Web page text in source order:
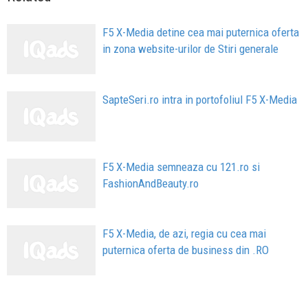
F5 X-Media detine cea mai puternica oferta
in zona website-urilor de Stiri generale
SapteSeri.ro intra in portofoliul F5 X-Media
F5 X-Media semneaza cu 121.ro si
FashionAndBeauty.ro
F5 X-Media, de azi, regia cu cea mai
puternica oferta de business din .RO